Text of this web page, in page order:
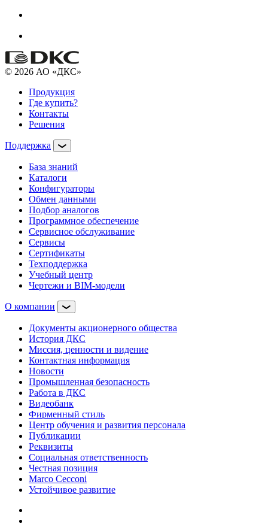
© 2026 АО «ДКС»
Продукция
Где купить?
Контакты
Решения
Поддержка
База знаний
Каталоги
Конфигураторы
Обмен данными
Подбор аналогов
Программное обеспечение
Сервисное обслуживание
Сервисы
Сертификаты
Техподдержка
Учебный центр
Чертежи и BIM-модели
О компании
Документы акционерного общества
История ДКС
Миссия, ценности и видение
Контактная информация
Новости
Промышленная безопасность
Работа в ДКС
Видеобанк
Фирменный стиль
Центр обучения и развития персонала
Публикации
Реквизиты
Социальная ответственность
Честная позиция
Marco Cecconi
Устойчивое развитие